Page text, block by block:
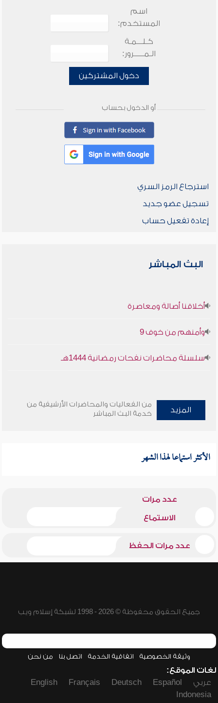
اسم
المستخدم:
كـلـــمـة
الـمـــــرور:
دخول المشتركين
أو الدخول بحساب
استرجاع الرمز السري
تسجيل عضو جديد
إعادة تفعيل حساب
البث المباشر
أخلاقنا أصالة ومعاصرة
وأمنهم من خوف 9
سلسلة محاضرات نفحات رمضانية 1444هـ
المزيد
من الفعاليات والمحاضرات الأرشيفية من
خدمة البث المباشر
الأكثر استماعا لهذا الشهر
عدد مرات
الاستماع
عدد مرات الحفظ
جميع الحقوق محفوظة © 2026 - 1998 لشبكة إسلام ويب
وثيقة الخصوصية اتفاقية الخدمة اتصل بنا من نحن
لغات الموقع:
عربي
Español
Deutsch
Français
English
Indonesia